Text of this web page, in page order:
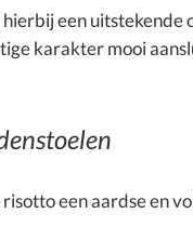
een uitstekende
karakter mooi
een aardse en